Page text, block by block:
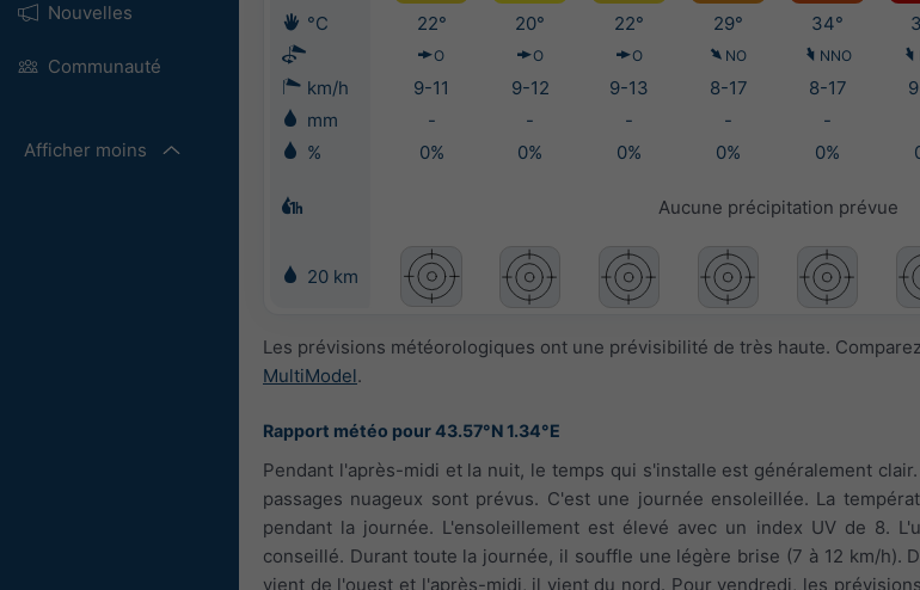
Nouvelles
Communauté
Afficher moins
°C
22° 20° 22° 29° 34°
O O O NO NNO
km/h 9-11 9-12 9-13 8-17 8-17
mm
- - - - -
%
0% 0% 0% 0% 0%
Aucune précipitation prévue
20 km
Les prévisions météorologiques ont une prévisibilité de très haute.
MultiModel.
Rapport météo pour 43.57°N 1.34°E
Pendant l'après-midi et la nuit, le temps qui s'installe est généralement
passages nuageux sont prévus. C'est une journée ensoleillée. La
pendant la journée. L'ensoleillement est élevé avec un index UV de 8.
conseillé. Durant toute la journée, il souffle une légère brise (7 à 12 km/h).
vient de l'ouest et l'après-midi, il vient du nord. Pour vendredi, les